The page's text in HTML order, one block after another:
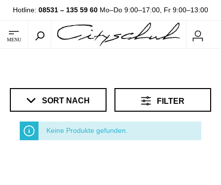
Hotline: 08531 – 135 59 60 Mo–Do 9:00–17:00, Fr 9:00–13:00
MENU
SORT NACH FILTER
Keine Produkte gefunden.